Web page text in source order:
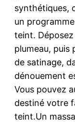
synthétiques,
un
teint.
plumeau, puis
de satinage,
dénouement
Vous pouvez
destiné votre
teint.Un